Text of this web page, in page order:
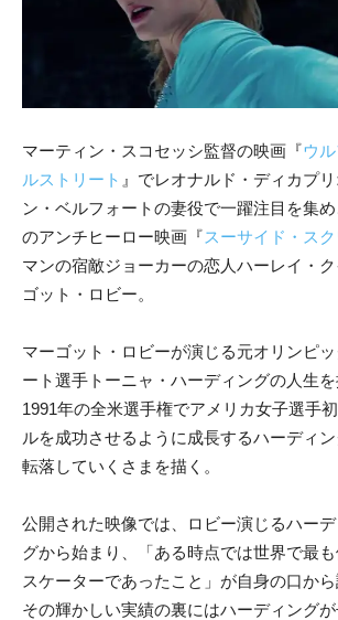
マーティン・スコセッシ監督の映画『ウ
ルストリート 』でレオナルド・ディカプ
ン・ベルフォートの妻役で一躍注目を集
のアンチヒーロー映画『スーサイド・ス
マンの宿敵ジョーカーの恋人ハーレイ・
ゴット・ロビー。
マーゴット・ロビーが演じる元オリンピ
ート選手トーニャ・ハーディングの人生を
1991年の全米選手権でアメリカ女子選手
ルを成功させるように成長するハーディ
転落していくさまを描く。
公開された映像では、ロビー演じるハー
グから始まり、「ある時点では世界で最
スケーターであったこと」が自身の口から
その輝かしい実績の裏にはハーディング